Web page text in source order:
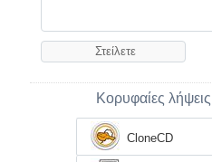
Κορυφαίες λήψεις
CloneCD